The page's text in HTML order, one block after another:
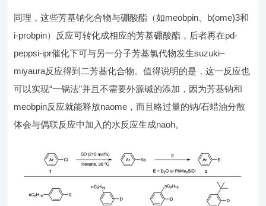
同理，这些芳基钠化合物与硼酸酯（如meobpin、b(ome)3和
i-probpin）反应可转化成相应的芳基硼酸酯，后者再在pd-
peppsi-ipr催化下可与另一分子芳基氯代物发生suzuki–
miyaura反应得到二芳基化合物。值得说明的是，这一反应也
可以实现“一锅法”并且不需要外源碱的添加，因为芳基钠和
meobpin反应就能释放naome，而且略过量的钠/石蜡油分散
体会与偶联反应中加入的水反应生成naoh。